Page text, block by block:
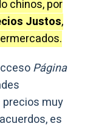
chinos, por
Justos,
Página
muy
es